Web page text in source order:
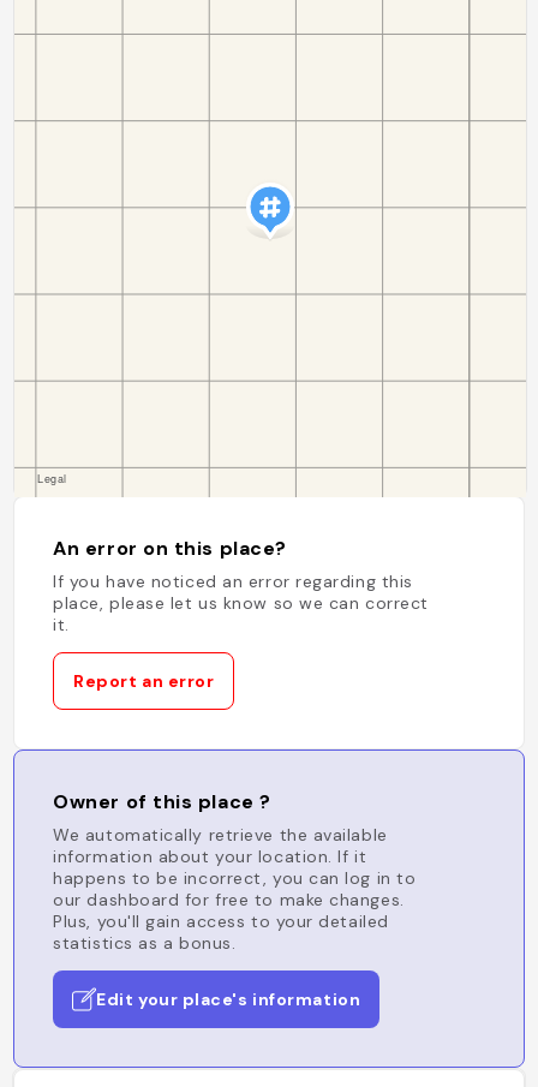
An error on this place?
If you have noticed an error regarding this
place, please let us know so we can correct
it.
Report an error
Owner of this place ?
We automatically retrieve the available
information about your location. If it
happens to be incorrect, you can log in to
our dashboard for free to make changes.
Plus, you'll gain access to your detailed
statistics as a bonus.
Edit your place's information